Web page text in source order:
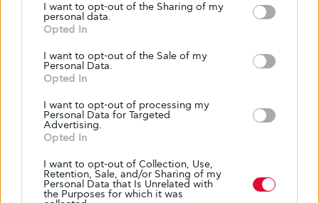
I want to opt-out of the Sharing of my
personal data.
Opted In
I want to opt-out of the Sale of my
Personal Data.
Opted In
I want to opt-out of processing my
Personal Data for Targeted
Advertising.
Opted In
I want to opt-out of Collection, Use,
Retention, Sale, and/or Sharing of my
Personal Data that Is Unrelated with
the Purposes for which it was